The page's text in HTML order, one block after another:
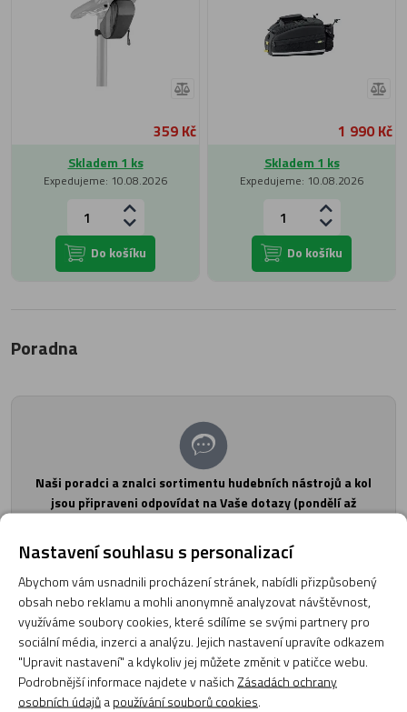
359 Kč
Skladem 1 ks
Expedujeme: 10.08.2026
Do košíku
1 990 Kč
Skladem 1 ks
Expedujeme: 10.08.2026
Do košíku
Poradna
Naši poradci a znalci sortimentu hudebních nástrojů a kol
jsou připraveni odpovídat na Vaše dotazy (pondělí až
Zeptejte se na co potřebujete, odpovíme co nejdříve.
Položit dotaz
Texty od zákazníků v poradně odrážejí výhradně názory a stanoviska
zákazníků. Provozovatelé e-shopu CMIAS.cz texty zákazníků předem
neschvaluje ani neověřuje.
Nastavení souhlasu s personalizací
Abychom vám usnadnili procházení stránek, nabídli přizpůsobený
obsah nebo reklamu a mohli anonymně analyzovat návštěvnost,
využíváme soubory cookies, které sdílíme se svými partnery pro
sociální média, inzerci a analýzu. Jejich nastavení upravíte odkazem
"Upravit nastavení" a kdykoliv jej můžete změnit v patičce webu.
Podrobnější informace najdete v našich Zásadách ochrany
osobních údajůapoužívání souborů cookies.